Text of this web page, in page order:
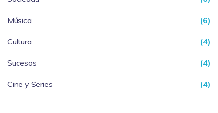
Música (6)
Cultura (4)
Sucesos (4)
Cine y Series (4)